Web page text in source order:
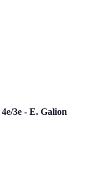
3e - E. Galion